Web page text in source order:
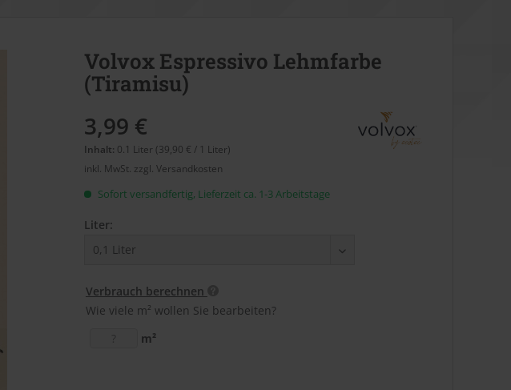
Volvox Espressivo Lehmfarbe
(Tiramisu)
3,99 €
Inhalt: 0.1 Liter (39,90 € / 1 Liter)
inkl. MwSt. zzgl. Versandkosten
Sofort versandfertig, Lieferzeit ca. 1-3 Arbeitstage
Liter:
Verbrauch berechnen
Wie viele m² wollen Sie bearbeiten?
m²